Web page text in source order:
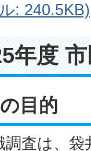
: 240.5KB)
年度
目的
調査は、